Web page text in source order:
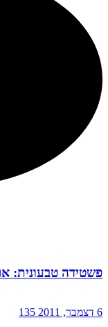
פשטידה טבעונית:
6 דצמבר, 2011 135